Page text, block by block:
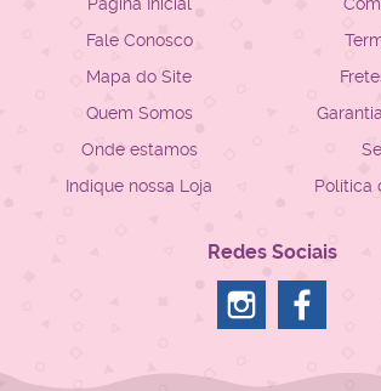
Fale Conosco
Mapa do Site
Quem Somos
Onde estamos
Indique nossa Loja
Política
Redes Sociais